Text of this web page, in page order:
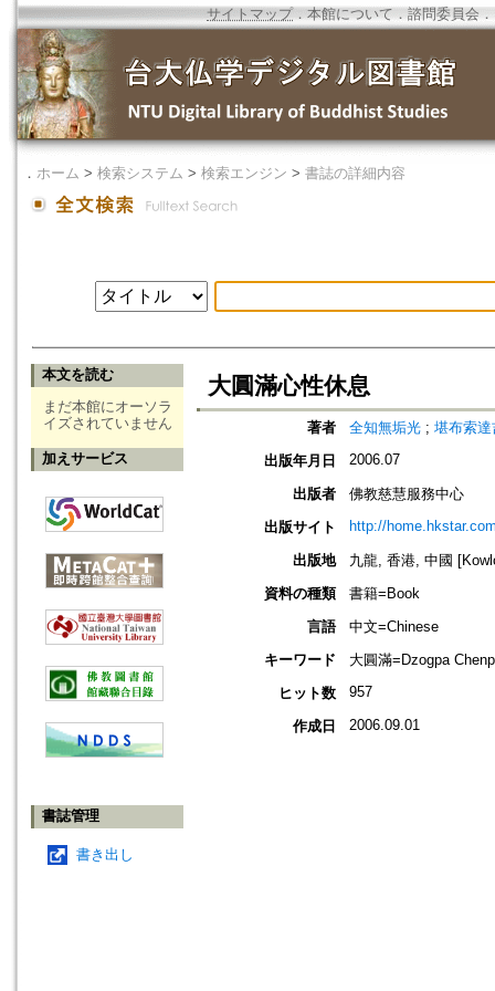
サイトマップ．本館について ． 諮問委員会 ．
． ホーム > 検索システム > 検索エンジン > 書誌の詳細内容
本文を読む
まだ本館にオーソラ
イズされていません
加えサービス
書誌管理
書き出し
大圓滿心性休息
著者 全知無垢光 ; 堪布索
出版年月日
2006.07
出版者
佛教慈慧服務中心
出版サイト
http://
出版地
九龍, 香港, 中國
資料の種類
書籍=Book
言語
中文=Chinese
キーワード
大圓滿=Dzogpa
ヒット数
957
作成日 2006.09.01